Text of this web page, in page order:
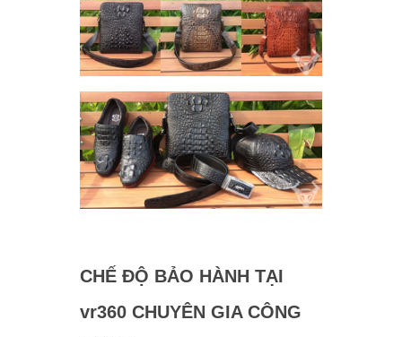
CHẾ ĐỘ BẢO HÀNH TẠI
vr360 CHUYÊN GIA CÔNG